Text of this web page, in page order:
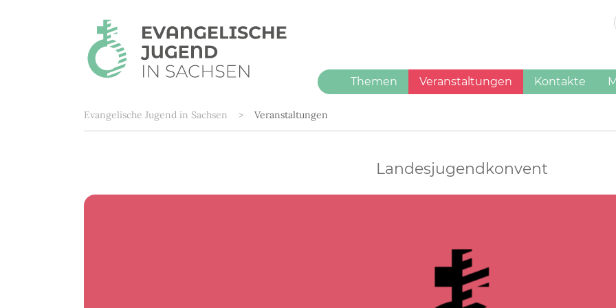
Themen Veranstaltungen (current)
Kontakte
Sie sind hier:
Evangelische Jugend in Sachsen Veranstaltungen
Landesjugendkonvent